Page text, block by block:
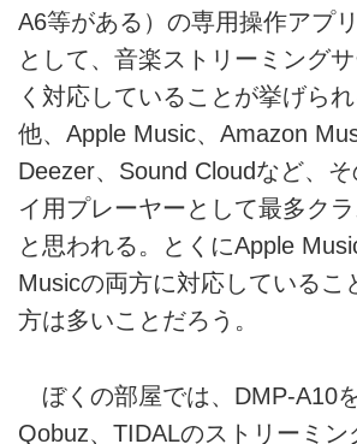
A6等がある）の専用操作アプ
として、音楽ストリーミング
く対応していることが挙げら
他、Apple Music、Amazon
Deezer、Sound Cloudなど、
イ用プレーヤーとして最多ク
と思われる。とくにApple
Musicの両方に対応しているこ
方は多いことだろう。
ぼくの部屋では、DMP-A10
Qobuz、TIDALのストリーミ